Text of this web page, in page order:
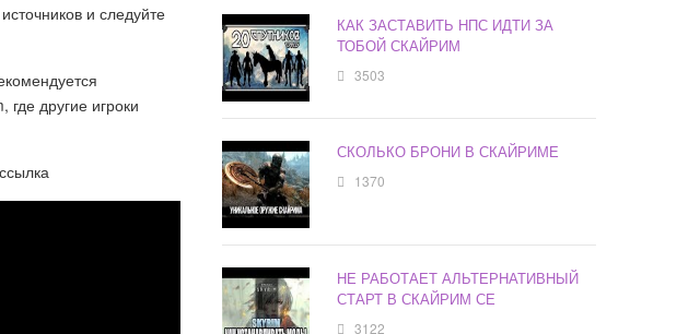
и следуйте
другие игроки
КАК ЗАСТАВИТЬ НПС ИДТИ ЗА
ТОБОЙ СКАЙРИМ
3503
СКОЛЬКО БРОНИ В СКАЙРИМЕ
1370
НЕ РАБОТАЕТ АЛЬТЕРНАТИВНЫЙ
СТАРТ В СКАЙРИМ СЕ
3122